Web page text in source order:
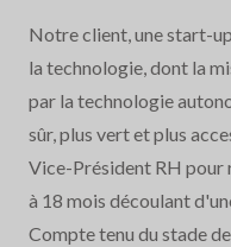
Notre client, une start-
la technologie, dont la
par la technologie
sûr, plus vert et plus
Vice-Président RH pour
à 18 mois découlant
Compte tenu du stade